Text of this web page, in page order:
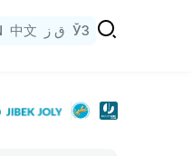
中文 ق ز ЎЗ